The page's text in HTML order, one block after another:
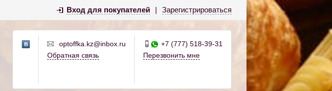
Вход для покупателей | Зарегистрироваться
optoffka.kz@inbox.ru
Обратная связь
+7 (777) 518-39-31
Перезвонить мне